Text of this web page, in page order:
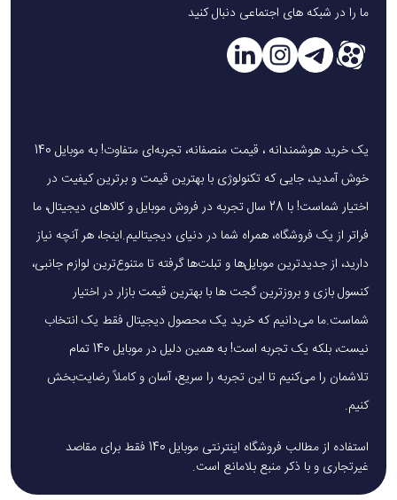
ما را در شبکه های اجتماعی دنبال کنید
یک خرید هوشمندانه ، قیمت منصفانه، تجربه‌ای متفاوت! به موبایل 140
خوش آمدید، جایی که تکنولوژی با بهترین قیمت و برترین کیفیت در
اختیار شماست! با 28 سال تجربه در فروش موبایل و کالاهای دیجیتال، ما
فراتر از یک فروشگاه، همراه شما در دنیای دیجیتالیم.اینجا، هر آنچه نیاز
دارید، از جدیدترین موبایل‌ها و تبلت‌ها گرفته تا متنوع‌ترین لوازم جانبی،
کنسول بازی و بروزترین گجت ها با بهترین قیمت بازار در اختیار
شماست.ما می‌دانیم که خرید یک محصول دیجیتال فقط یک انتخاب
نیست، بلکه یک تجربه است! به همین دلیل در موبایل 140 تمام
تلاشمان را می‌کنیم تا این تجربه را سریع، آسان و کاملاً رضایت‌بخش
کنیم.
استفاده از مطالب فروشگاه اینترنتی موبایل 140 فقط برای مقاصد
غیرتجاری و با ذکر منبع بلامانع است.